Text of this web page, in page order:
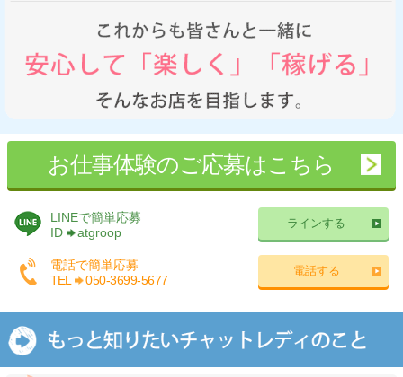
お仕事体験のご応募はこちら
LINEで簡単応募
ID
atgroop
ラインする
電話で簡単応募
TEL
050-3699-5677
電話する